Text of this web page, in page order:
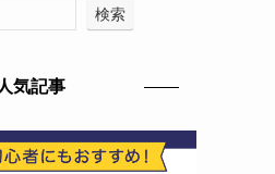
検索
人気記事